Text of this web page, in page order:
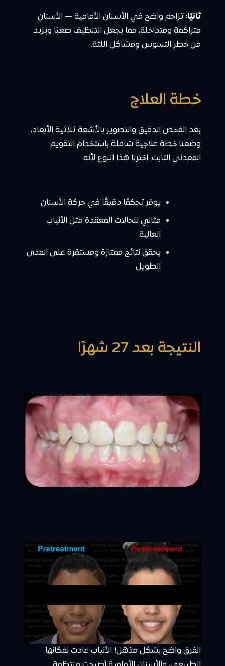
ثانيًا:تزاحم واضح في الأسنان الأمامية — الأسنان
متراكمة ومتداخلة، مما يجعل التنظيف صعبًا ويزيد
من خطر التسوس ومشاكل اللثة.
خطة العلاج
بعد الفحص الدقيق والتصوير بالأشعة ثلاثية الأبعاد،
وضعنا خطة علاجية شاملة باستخدام التقويم
المعدني الثابت. اخترنا هذا النوع لأنه:
يوفر تحكمًا دقيقًا في حركة الأسنان
مثالي للحالات المعقدة مثل الأنياب
العالية
يحقق نتائج ممتازة ومستقرة على المدى
الطويل
النتيجة بعد 27 شهرًا
الفرق واضح بشكل مذهل! الأنياب عادت لمكانها